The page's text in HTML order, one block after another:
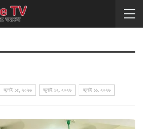
জুলাই ১৫, ২০২৬ জুলাই ১২, ২০২৬ জুলাই ১১, ২০২৬